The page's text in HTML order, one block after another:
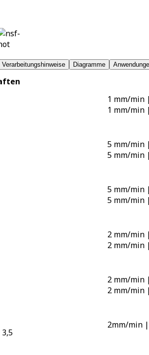
Verarbeitungshinweise Diagramme
1 mm/min
1 mm/
5 mm/min
5 mm/min
5 mm/min
5 mm/min
2 mm/min
2 mm/
2 mm/min
2 mm/
2mm/min